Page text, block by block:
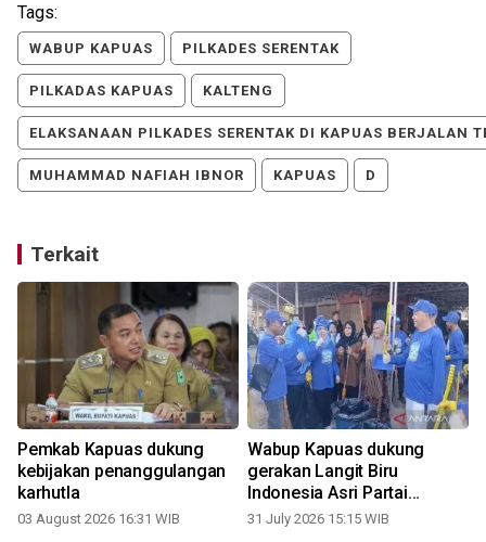
Tags:
WABUP KAPUAS PILKADES SERENTAK
PILKADAS KAPUAS KALTENG
ELAKSANAAN PILKADES SERENTAK DI KAPUAS BERJALAN
MUHAMMAD NAFIAH IBNOR KAPUAS D
Terkait
Pemkab Kapuas dukung
kebijakan penanggulangan
karhutla
03 August 2026 16:31 WIB
Wabup Kapuas dukung
gerakan Langit Biru
Indonesia Asri Partai
Demokrat
31 July 2026 15:15 WIB